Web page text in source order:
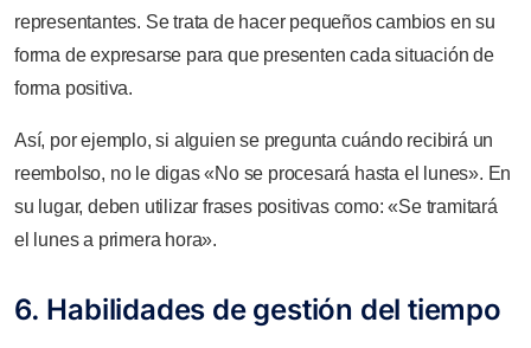
representantes. Se trata de hacer pequeños cambios en su
forma de expresarse para que presenten cada situación de
forma positiva.
Así, por ejemplo, si alguien se pregunta cuándo recibirá un
reembolso, no le digas «No se procesará hasta el lunes». En
su lugar, deben utilizar frases positivas como: «Se tramitará
el lunes a primera hora».
6. Habilidades de gestión del tiempo